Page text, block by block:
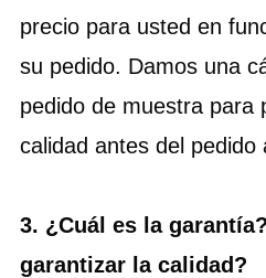
precio para usted en
su pedido. Damos una
pedido de muestra para
calidad antes del pedido
3. ¿Cuál es la
garantizar la calidad?